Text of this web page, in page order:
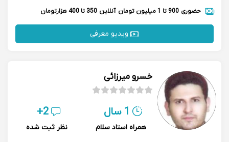
حضوری 900 تا 1 میلیون تومان آنلاین 350 تا 400 هزارتومان
ویدیو معرفی
خسرو میرزائی
1 سال
همراه استاد سلام
2+
نظر ثبت شده